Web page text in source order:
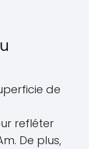
de
refléter
De plus,